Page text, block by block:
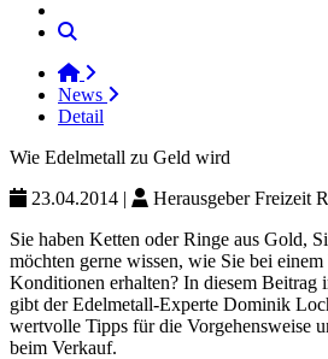
News
Detail
Wie Edelmetall zu Geld wird
23.04.2014 | HerausgeberFreizeit
Sie haben Ketten oder Ringe aus Gold,
möchten gerne wissen, wie Sie bei
Konditionen erhalten? In diesem Beitrag
gibt der Edelmetall-Experte Dominik
wertvolle Tipps für die Vorgehensweise
beim Verkauf.